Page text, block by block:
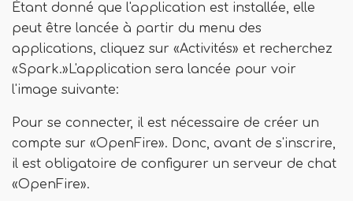
Étant donné que l'application est installée, elle
peut être lancée à partir du menu des
applications, cliquez sur «Activités» et recherchez
«Spark.»L'application sera lancée pour voir
l'image suivante:
Pour se connecter, il est nécessaire de créer un
compte sur «OpenFire». Donc, avant de s'inscrire,
il est obligatoire de configurer un serveur de chat
«OpenFire».